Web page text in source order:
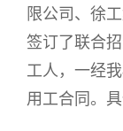
限公司、徐
签订了联合
工人，一经
用工合同。